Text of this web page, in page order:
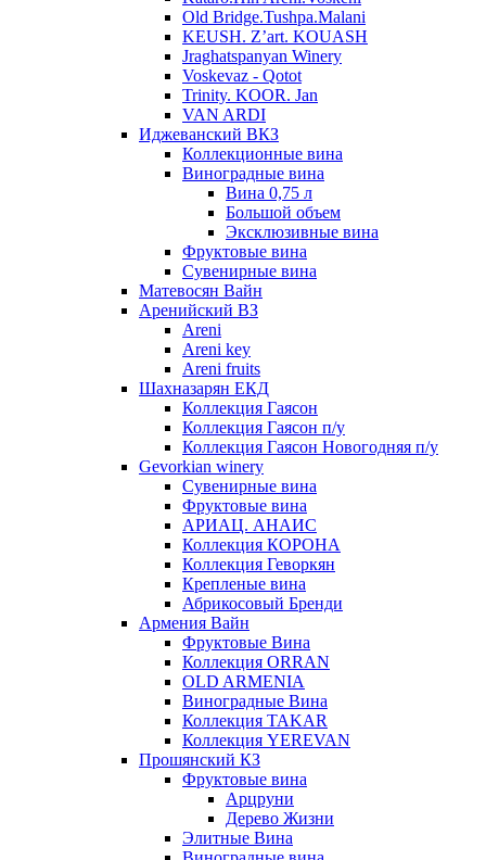
Old Bridge.Tushpa.Malani
KEUSH. Z’art. KOUASH
Jraghatspanyan Winery
Voskevaz - Qotot
Trinity. KOOR. Jan
VAN ARDI
Иджеванский ВКЗ
Коллекционные вина
Виноградные вина
Вина 0,75 л
Большой объем
Эксклюзивные вина
Фруктовые вина
Cувенирные вина
Матевосян Вайн
Аренийский ВЗ
Areni
Areni key
Areni fruits
Шахназарян ЕКД
Коллекция Гаясон
Коллекция Гаясон п/у
Коллекция Гаясон Новогодняя п/у
Gevorkian winery
Сувенирные вина
Фруктовые вина
АРИАЦ. АНАИС
Коллекция КОРОНА
Коллекция Геворкян
Крепленые вина
Абрикосовый Бренди
Армения Вайн
Фруктовые Вина
Коллекция ORRAN
OLD ARMENIA
Виноградные Вина
Коллекция TAKAR
Коллекция YEREVAN
Прошянский КЗ
Фруктовые вина
Арцруни
Дерево Жизни
Элитные Вина